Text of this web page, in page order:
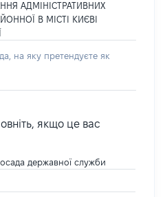
АДМІНІСТРАТИВНИХ
В МІСТІ КИЄВІ
на яку претендуєте як
якщо це вас
державної служби